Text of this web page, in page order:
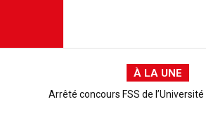
À LA UNE
Arrêté concours FSS de